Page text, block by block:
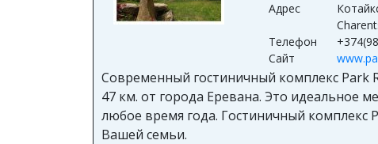
Адрес
Телефон
Сайт
Современный гостиничный комплекс Park
47 км. от города Еревана. Это идеальное
любое время года. Гостиничный комплекс
Вашей семьи.